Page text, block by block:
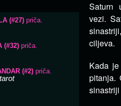
Saturn
vezi.
ciljeva.
Kada
pitanja.